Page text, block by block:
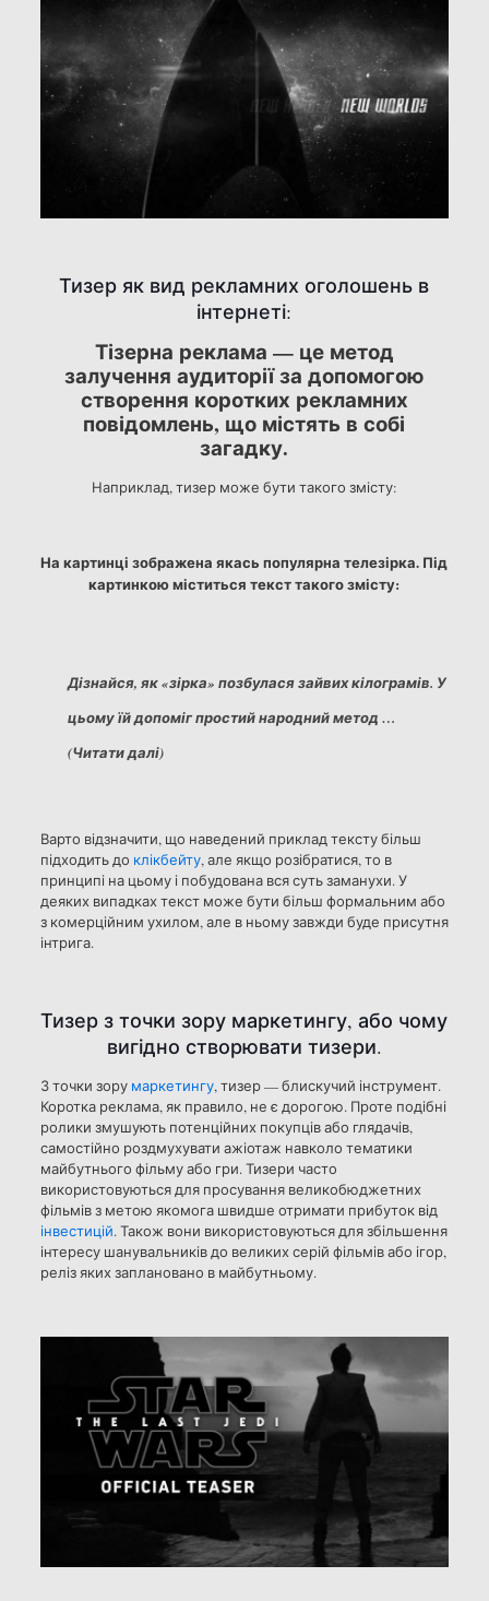
Тизер як вид рекламних оголошень в
інтернеті:
Тізерна реклама — це метод
залучення аудиторії за допомогою
створення коротких рекламних
повідомлень, що містять в собі
загадку.
Наприклад, тизер може бути такого змісту:
На картинці зображена якась популярна телезірка. Під
картинкою міститься текст такого змісту:
Дізнайся, як «зірка» позбулася зайвих кілограмів. У
цьому їй допоміг простий народний метод …
(Читати далі)
Варто відзначити, що наведений приклад тексту більш
підходить до клікбейту, але якщо розібратися, то в
принципі на цьому і побудована вся суть заманухи. У
деяких випадках текст може бути більш формальним або
з комерційним ухилом, але в ньому завжди буде присутня
інтрига.
Тизер з точки зору маркетингу, або чому
вигідно створювати тизери.
З точки зору маркетингу, тизер — блискучий інструмент.
Коротка реклама, як правило, не є дорогою. Проте подібні
ролики змушують потенційних покупців або глядачів,
самостійно роздмухувати ажіотаж навколо тематики
майбутнього фільму або гри. Тизери часто
використовуються для просування великобюджетних
фільмів з метою якомога швидше отримати прибуток від
інвестицій. Також вони використовуються для збільшення
інтересу шанувальників до великих серій фільмів або ігор,
реліз яких заплановано в майбутньому.